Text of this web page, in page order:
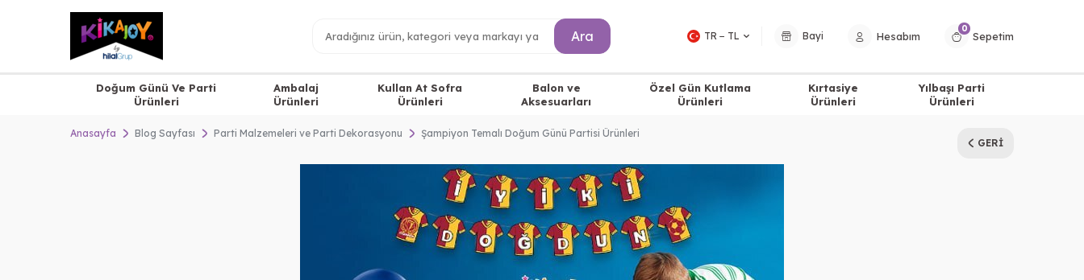
Ara TR − TL Bayi Hesabım
0
Sepetim
Doğum Günü Ve Parti
Ürünleri
Ambalaj
Ürünleri
Kullan At Sofra
Ürünleri
Balon ve
Aksesuarları
Özel Gün Kutlama
Ürünleri
Kırtasiye
Ürünleri
Yılbaşı Parti
Ürünleri
Anasayfa Blog Sayfası Parti Malzemeleri ve Parti Dekorasyonu
Şampiyon Temalı Doğum Günü Partisi Ürünleri
GERI